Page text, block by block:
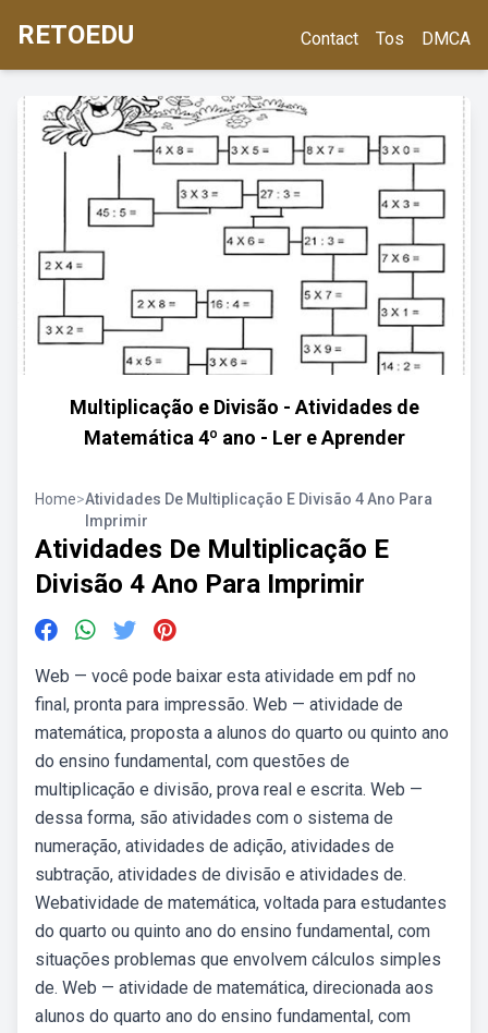
RETOEDU Contact Tos DMCA
Multiplicação e Divisão - Atividades de
Matemática 4º ano - Ler e Aprender
Home>Atividades De Multiplicação E Divisão 4 Ano Para
Imprimir
Atividades De Multiplicação E
Divisão 4 Ano Para Imprimir
Web — você pode baixar esta atividade em pdf no
final, pronta para impressão. Web — atividade de
matemática, proposta a alunos do quarto ou quinto ano
do ensino fundamental, com questões de
multiplicação e divisão, prova real e escrita. Web —
dessa forma, são atividades com o sistema de
numeração, atividades de adição, atividades de
subtração, atividades de divisão e atividades de.
Webatividade de matemática, voltada para estudantes
do quarto ou quinto ano do ensino fundamental, com
situações problemas que envolvem cálculos simples
de. Web — atividade de matemática, direcionada aos
alunos do quarto ano do ensino fundamental, com